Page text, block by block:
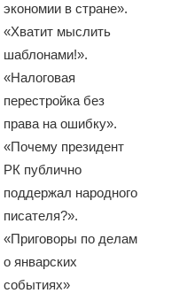
экономии в стране».
«Хватит мыслить
шаблонами!».
«Налоговая
перестройка без
права на ошибку».
«Почему президент
РК публично
поддержал народного
писателя?».
«Приговоры по делам
о январских
событиях»